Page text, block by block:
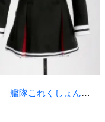
龍田 艦隊これくしょん～艦これ～風 天龍型 軽巡洋艦 【SALE】